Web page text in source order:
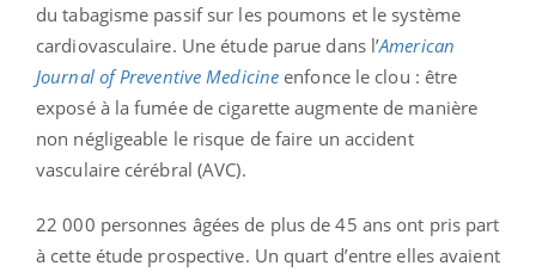
du tabagisme passif sur les poumons et le système
cardiovasculaire. Une étude parue dans l’American
Journal of Preventive Medicine enfonce le clou : être
exposé à la fumée de cigarette augmente de manière
non négligeable le risque de faire un accident
vasculaire cérébral (AVC).
22 000 personnes âgées de plus de 45 ans ont pris part
à cette étude prospective. Un quart d’entre elles avaient